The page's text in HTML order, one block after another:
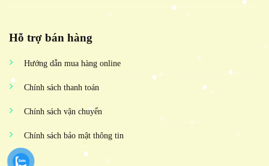
Hỗ trợ bán hàng
Hướng dẫn mua hàng online
Chính sách thanh toán
Chính sách vận chuyển
Chính sách bảo mật thông tin